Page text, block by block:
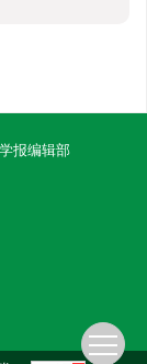
报编辑部